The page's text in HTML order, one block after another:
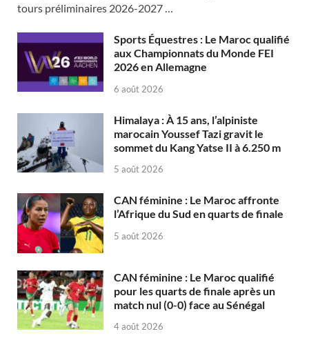
tours préliminaires 2026-2027 …
Sports Équestres : Le Maroc qualifié
aux Championnats du Monde FEI
2026 en Allemagne
6 août 2026
Himalaya : À 15 ans, l’alpiniste
marocain Youssef Tazi gravit le
sommet du Kang Yatse II à 6.250 m
5 août 2026
CAN féminine : Le Maroc affronte
l’Afrique du Sud en quarts de finale
5 août 2026
CAN féminine : Le Maroc qualifié
pour les quarts de finale après un
match nul (0-0) face au Sénégal
4 août 2026